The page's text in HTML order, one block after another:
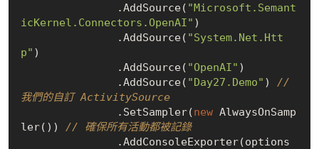
               .AddSource(
"Microsoft.Semant
icKernel.Connectors.OpenAI" )
               .AddSource(
"System.Net.Htt
p" )
               .AddSource(
"OpenAI" )
               .AddSource(
"Day27.Demo" ) //
我們的自訂 ActivitySource
               .SetSampler(
new AlwaysOnSamp
ler()) // 確保所有活動都被記錄